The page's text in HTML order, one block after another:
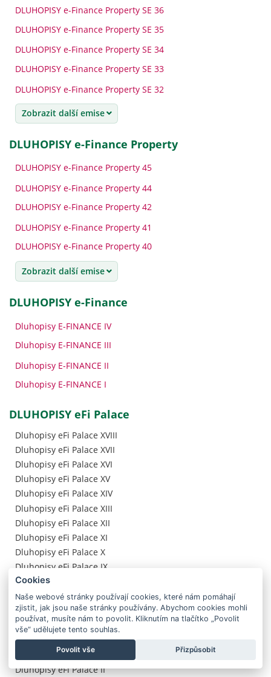
DLUHOPISY e-Finance Property SE 36
DLUHOPISY e-Finance Property SE 35
DLUHOPISY e-Finance Property SE 34
DLUHOPISY e-Finance Property SE 33
DLUHOPISY e-Finance Property SE 32
Zobrazit další emise
DLUHOPISY e-Finance Property
DLUHOPISY e-Finance Property 45
DLUHOPISY e-Finance Property 44
DLUHOPISY e-Finance Property 42
DLUHOPISY e-Finance Property 41
DLUHOPISY e-Finance Property 40
Zobrazit další emise
DLUHOPISY e-Finance
Dluhopisy E-FINANCE IV
Dluhopisy E-FINANCE III
Dluhopisy E-FINANCE II
Dluhopisy E-FINANCE I
DLUHOPISY eFi Palace
Dluhopisy eFi Palace XVIII
Dluhopisy eFi Palace XVII
Dluhopisy eFi Palace XVI
Dluhopisy eFi Palace XV
Dluhopisy eFi Palace XIV
Dluhopisy eFi Palace XIII
Dluhopisy eFi Palace XII
Dluhopisy eFi Palace XI
Dluhopisy eFi Palace X
Dluhopisy eFi Palace IX
Dluhopisy eFi Palace VIII
Dluhopisy eFi Palace VII
Dluhopisy eFi Palace VI
Dluhopisy eFi Palace V
Dluhopisy eFi Palace IV
Dluhopisy eFi Palace III
Dluhopisy eFi Palace II
Cookies
Naše webové stránky používají cookies, které nám pomáhají
zjistit, jak jsou naše stránky používány. Abychom cookies mohli
používat, musíte nám to povolit. Kliknutím na tlačítko „Povolit
vše“ udělujete tento souhlas.
Povolit vše Přizpůsobit